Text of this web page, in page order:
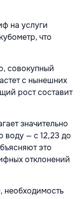
на услуги
что
совокупный
с нынешних
рост составит
значительно
воду — с 12,23 до
это
отклонений
необходимость